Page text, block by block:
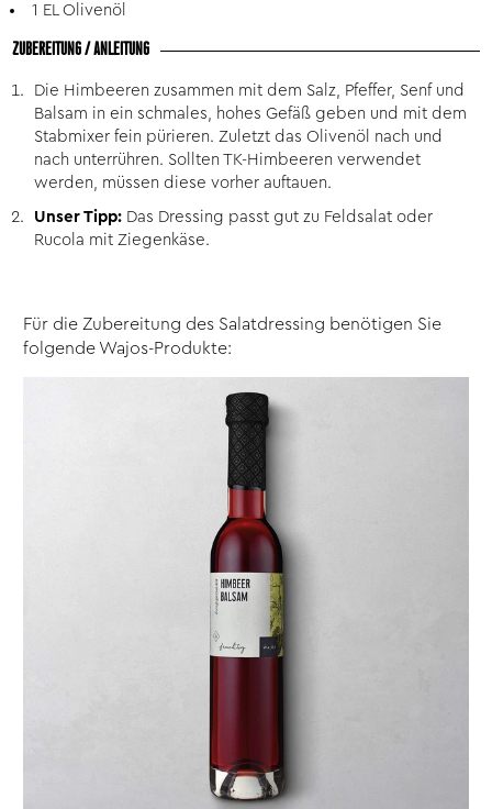
1 EL Olivenöl
ZUBEREITUNG / ANLEITUNG
Die Himbeeren zusammen mit dem Salz, Pfeffer, Senf und
Balsam in ein schmales, hohes Gefäß geben und mit dem
Stabmixer fein pürieren. Zuletzt das Olivenöl nach und
nach unterrühren. Sollten TK-Himbeeren verwendet
werden, müssen diese vorher auftauen.
Unser Tipp: Das Dressing passt gut zu Feldsalat oder
Rucola mit Ziegenkäse.
Für die Zubereitung des Salatdressing benötigen Sie
folgende Wajos-Produkte: